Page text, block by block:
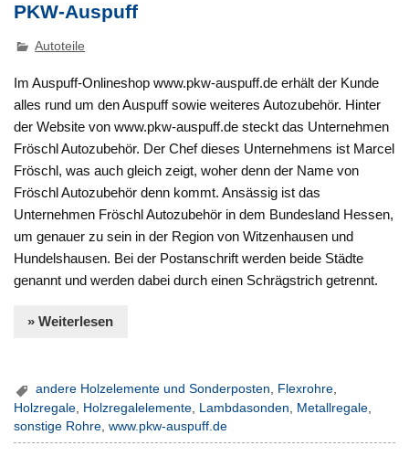
PKW-Auspuff
Autoteile
Im Auspuff-Onlineshop www.pkw-auspuff.de erhält der Kunde
alles rund um den Auspuff sowie weiteres Autozubehör. Hinter
der Website von www.pkw-auspuff.de steckt das Unternehmen
Fröschl Autozubehör. Der Chef dieses Unternehmens ist Marcel
Fröschl, was auch gleich zeigt, woher denn der Name von
Fröschl Autozubehör denn kommt. Ansässig ist das
Unternehmen Fröschl Autozubehör in dem Bundesland Hessen,
um genauer zu sein in der Region von Witzenhausen und
Hundelshausen. Bei der Postanschrift werden beide Städte
genannt und werden dabei durch einen Schrägstrich getrennt.
» Weiterlesen
andere Holzelemente und Sonderposten, Flexrohre,
Holzregale Holzregalelemente Lambdasonden Metallregale
sonstige Rohre ,www.pkw-auspuff.de